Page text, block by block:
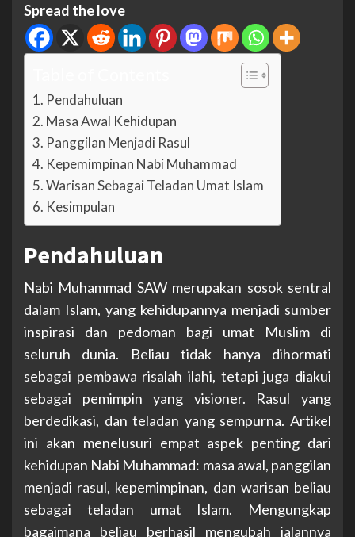
Spread the love
Pendahuluan
Masa Awal Kehidupan
Panggilan Menjadi Rasul
Kepemimpinan Nabi Muhammad
Warisan Sebagai Teladan Umat Islam
Kesimpulan
Pendahuluan
Nabi Muhammad SAW merupakan sosok sentral
dalam Islam, yang kehidupannya menjadi sumber
inspirasi dan pedoman bagi umat Muslim di
seluruh dunia. Beliau tidak hanya dihormati
sebagai pembawa risalah ilahi, tetapi juga diakui
sebagai pemimpin yang visioner. Rasul yang
berdedikasi, dan teladan yang sempurna. Artikel
ini akan menelusuri empat aspek penting dari
kehidupan Nabi Muhammad: masa awal, panggilan
menjadi rasul, kepemimpinan, dan warisan beliau
sebagai teladan umat Islam. Mengungkap
bagaimana beliau berhasil mengubah jalannya